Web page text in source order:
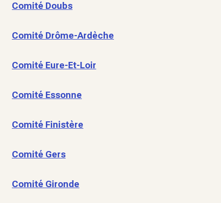
Comité Doubs
Comité Drôme-Ardèche
Comité Eure-Et-Loir
Comité Essonne
Comité Finistère
Comité Gers
Comité Gironde